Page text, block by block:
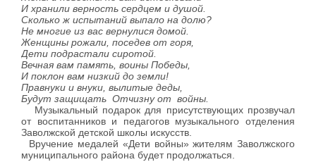
И хранили верность сердцем и душой.
Сколько ж испытаний выпало на долю?
Не многие из вас вернулися домой.
Женщины рожали, поседев от горя,
Дети подрастали сиротой.
Вечная вам память, воины Победы,
И поклон вам низкий до земли!
Правнуки и внуки, вылитые деды,
Будут защищать Отчизну от войны.
Музыкальный подарок для присутствующих прозвучал
от воспитанников и педагогов музыкального отделения
Заволжской детской школы искусств.
Вручение медалей «Дети войны» жителям Заволжского
муниципального района будет продолжаться.